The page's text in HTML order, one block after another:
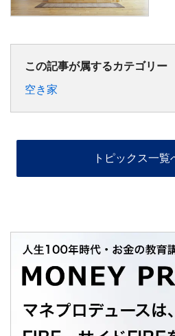
この記事が属するカテゴリー
空き家
トピックス一覧